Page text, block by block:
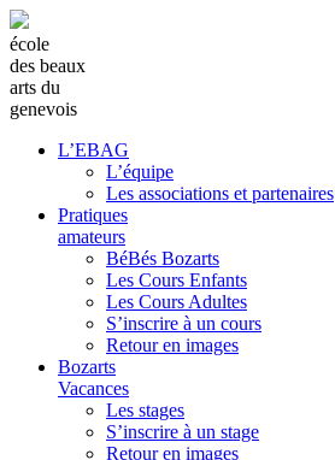
école
des beaux
arts du
genevois
L’EBAG
L’équipe
Les associations et partenaires
Pratiques
amateurs
BéBés Bozarts
Les Cours Enfants
Les Cours Adultes
S’inscrire à un cours
Retour en images
Bozarts
Vacances
Les stages
S’inscrire à un stage
Retour en images